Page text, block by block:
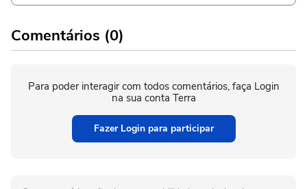
Comentários (0)
Para poder interagir com todos comentários, faça Login
na sua conta Terra
Fazer Login para participar